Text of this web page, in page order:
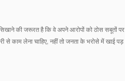
की जरूरत है कि वे अपने आरोपों को ठोस सबूतों पर
से काम लेना चाहिए, नहीं तो जनता के भरोसे में खाई पड़